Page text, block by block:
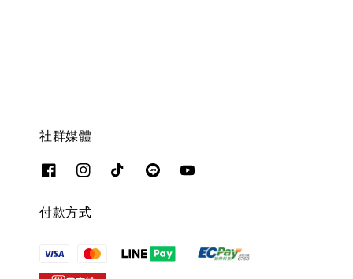
社群媒體
付款方式